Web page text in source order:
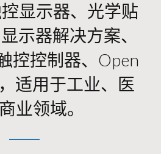
显示器、光学贴
示器解决方案、
控控制器、Open
适用于工业、医
业领域。